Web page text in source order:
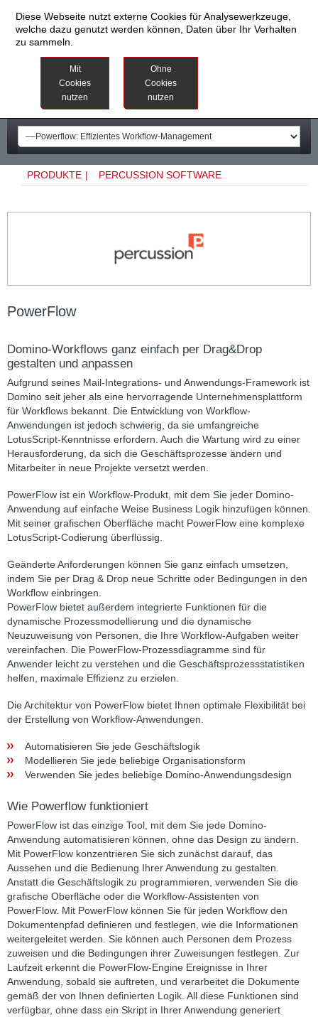
PRODUKTE | PERCUSSION SOFTWARE
PowerFlow
Domino-Workflows ganz einfach per Drag&Drop
gestalten und anpassen
Aufgrund seines Mail-Integrations- und Anwendungs-Framework ist
Domino seit jeher als eine hervorragende Unternehmensplattform
für Workflows bekannt. Die Entwicklung von Workflow-
Anwendungen ist jedoch schwierig, da sie umfangreiche
LotusScript-Kenntnisse erfordern. Auch die Wartung wird zu einer
Herausforderung, da sich die Geschäftsprozesse ändern und
Mitarbeiter in neue Projekte versetzt werden.
PowerFlow ist ein Workflow-Produkt, mit dem Sie jeder Domino-
Anwendung auf einfache Weise Business Logik hinzufügen können.
Mit seiner grafischen Oberfläche macht PowerFlow eine komplexe
LotusScript-Codierung überflüssig.
Geänderte Anforderungen können Sie ganz einfach umsetzen,
indem Sie per Drag & Drop neue Schritte oder Bedingungen in den
Workflow einbringen.
PowerFlow bietet außerdem integrierte Funktionen für die
dynamische Prozessmodellierung und die dynamische
Neuzuweisung von Personen, die Ihre Workflow-Aufgaben weiter
vereinfachen. Die PowerFlow-Prozessdiagramme sind für
Anwender leicht zu verstehen und die Geschäftsprozessstatistiken
helfen, maximale Effizienz zu erzielen.
Die Architektur von PowerFlow bietet Ihnen optimale Flexibilität bei
der Erstellung von Workflow-Anwendungen.
Automatisieren Sie jede Geschäftslogik
Modellieren Sie jede beliebige Organisationsform
Verwenden Sie jedes beliebige Domino-Anwendungsdesign
Wie Powerflow funktioniert
PowerFlow ist das einzige Tool, mit dem Sie jede Domino-
Anwendung automatisieren können, ohne das Design zu ändern.
Mit PowerFlow konzentrieren Sie sich zunächst darauf, das
Aussehen und die Bedienung Ihrer Anwendung zu gestalten.
Anstatt die Geschäftslogik zu programmieren, verwenden Sie die
grafische Oberfläche oder die Workflow-Assistenten von
PowerFlow. Mit PowerFlow können Sie für jeden Workflow den
Dokumentenpfad definieren und festlegen, wie die Informationen
weitergeleitet werden. Sie können auch Personen dem Prozess
zuweisen und die Bedingungen ihrer Zuweisungen festlegen. Zur
Laufzeit erkennt die PowerFlow-Engine Ereignisse in Ihrer
Anwendung, sobald sie auftreten, und verarbeitet die Dokumente
gemäß der von Ihnen definierten Logik. All diese Funktionen sind
verfügbar, ohne dass ein Skript in Ihrer Anwendung generiert
Diese Webseite nutzt externe Cookies für Analysewerkzeuge,
welche dazu genutzt werden können, Daten über Ihr Verhalten
zu sammeln.
Mit
Cookies
nutzen
Ohne
Cookies
nutzen